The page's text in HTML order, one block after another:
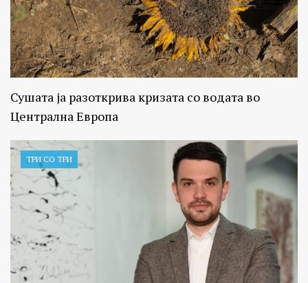
Сушата ја разоткрива кризата со водата во
Централна Европа
ТРИ СО ТРИ